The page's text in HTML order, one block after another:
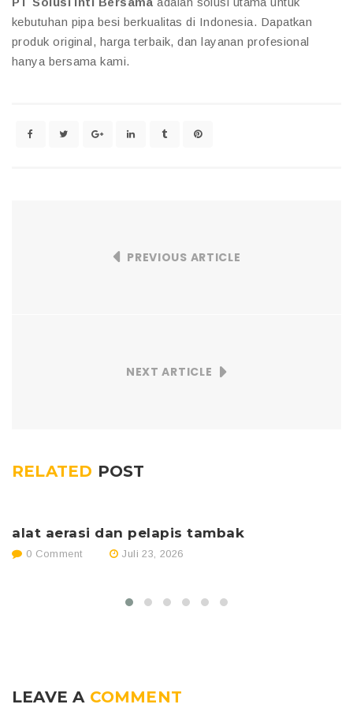
kebutuhan pipa besi berkualitas di Indonesia. Dapatkan
produk original, harga terbaik, dan layanan profesional
hanya bersama kami.
PREVIOUS ARTICLE
NEXT ARTICLE
RELATED POST
alat aerasi dan pelapis tambak
0 Comment Juli 23, 2026
LEAVE A COMMENT